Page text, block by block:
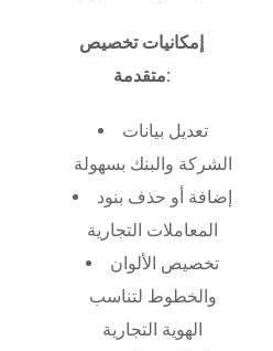
إمكانيات تخصيص
متقدمة:
تعديل بيانات
الشركة والبنك بسهولة
إضافة أو حذف بنود
المعاملات التجارية
تخصيص الألوان
والخطوط لتناسب
الهوية التجارية